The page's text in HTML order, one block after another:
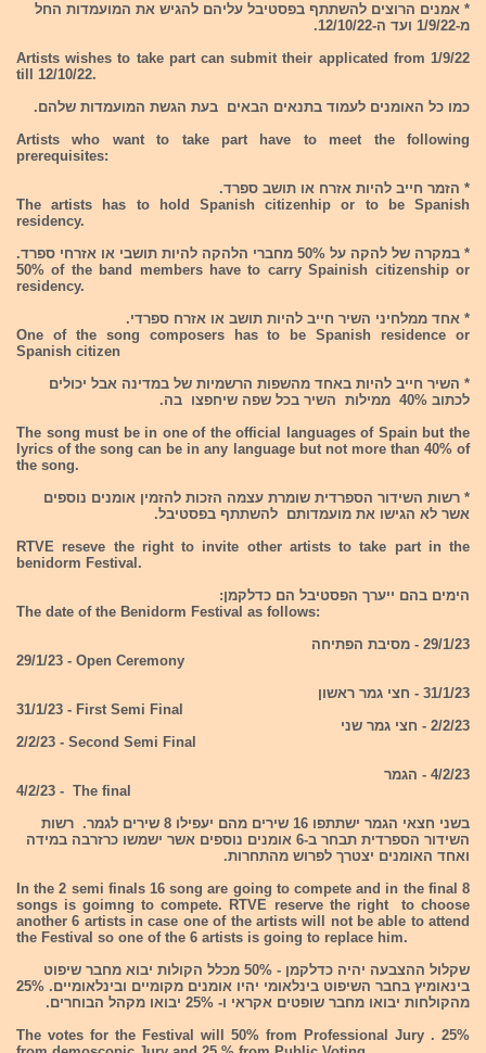
* אמנים הרוצים להשתתף בפסטיבל עליהם להגיש את המועמדות החל
מ-1/9/22 ועד ה-12/10/22.
Artists wishes to take part can submit their applicated from 1/9/22
till 12/10/22.
כמו כל האומנים לעמוד בתנאים הבאים בעת הגשת המועמדות שלהם.
Artists who want to take part have to meet the following
prerequisites:
* הזמר חייב להיות אזרח או תושב ספרד.
The artists has to hold Spanish citizenhip or to be Spanish
residency.
* במקרה של להקה על 50% מחברי הלהקה להיות תושבי או אזרחי ספרד.
50% of the band members have to carry Spainish citizenship or
residency.
* אחד ממלחיני השיר חייב להיות תושב או אזרח ספרדי.
One of the song composers has to be Spanish residence or
Spanish citizen
* השיר חייב להיות באחד מהשפות הרשמיות של במדינה אבל יכולים
לכתוב 40% ממילות השיר בכל שפה שיחפצו בה.
The song must be in one of the official languages of Spain but the
lyrics of the song can be in any language but not more than 40% of
the song.
* רשות השידור הספרדית שומרת עצמה הזכות להזמין אומנים נוספים
אשר לא הגישו את מועמדותם להשתתף בפסטיבל.
RTVE reseve the right to invite other artists to take part in the
benidorm Festival.
הימים בהם ייערך הפסטיבל הם כדלקמן:
The date of the Benidorm Festival as follows:
29/1/23 - מסיבת הפתיחה
29/1/23 - Open Ceremony
31/1/23 - חצי גמר ראשון
31/1/23 - First Semi Final
2/2/23 - חצי גמר שני
2/2/23 - Second Semi Final
4/2/23 - הגמר
4/2/23 - The final
בשני חצאי הגמר ישתתפו 16 שירים מהם יעפילו 8 שירים לגמר. רשות
השידור הספרדית תבחר ב-6 אומנים נוספים אשר ישמשו כרזרבה במידה
ואחד האומנים יצטרך לפרוש מהתחרות.
In the 2 semi finals 16 song are going to compete and in the final 8
songs is goimng to compete. RTVE reserve the right to choose
another 6 artists in case one of the artists will not be able to attend
the Festival so one of the 6 artists is going to replace him.
שקלול ההצבעה יהיה כדלקמן - 50% מכלל הקולות יבוא מחבר שיפוט
בינאומיץ בחבר השיפוט בינלאומי יהיו אומנים מקומיים ובינלאומיים. 25%
מהקולחות יבואו מחבר שופטים אקראי ו- 25% יבואו מקהל הבוחרים.
The votes for the Festival will 50% from Professional Jury . 25%